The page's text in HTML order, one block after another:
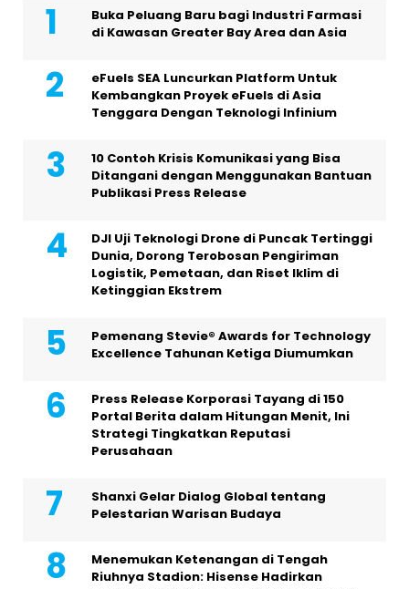
Buka Peluang Baru bagi Industri Farmasi
di Kawasan Greater Bay Area dan Asia
eFuels SEA Luncurkan Platform Untuk
Kembangkan Proyek eFuels di Asia
Tenggara Dengan Teknologi Infinium
10 Contoh Krisis Komunikasi yang Bisa
Ditangani dengan Menggunakan Bantuan
Publikasi Press Release
DJI Uji Teknologi Drone di Puncak Tertinggi
Dunia, Dorong Terobosan Pengiriman
Logistik, Pemetaan, dan Riset Iklim di
Ketinggian Ekstrem
Pemenang Stevie® Awards for Technology
Excellence Tahunan Ketiga Diumumkan
Press Release Korporasi Tayang di 150
Portal Berita dalam Hitungan Menit, Ini
Strategi Tingkatkan Reputasi
Perusahaan
Shanxi Gelar Dialog Global tentang
Pelestarian Warisan Budaya
Menemukan Ketenangan di Tengah
Riuhnya Stadion: Hisense Hadirkan